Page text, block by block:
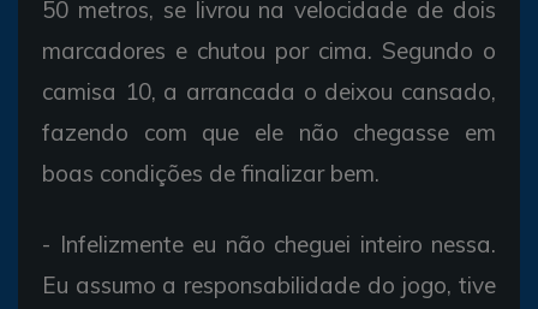
50 metros, se livrou navelocidade de dois
marcadores e chutou por cima. Segundo o
camisa 10, a arrancada o deixou cansado,
fazendo com que ele não chegasse em
boas condições de finalizar bem.
- Infelizmente eu não cheguei inteiro nessa.
Eu assumo a responsabilidade do jogo,tive